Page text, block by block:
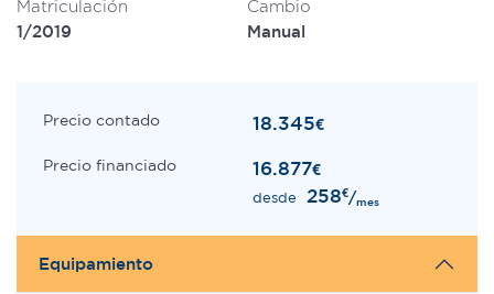
Matriculación
1/2019
Cambio
Manual
Precio contado 18.345€
Precio financiado 16.877€
desde 258€/mes
Equipamiento